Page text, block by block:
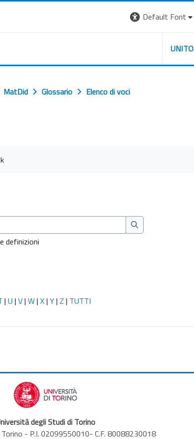
Default Font
UNITO
MatDid Glossario Elenco di voci
Cerca
definizioni
| U | V| W| X| Y| Z | TUTTI
degli Studi di Torino
- P.I. 02099550010- C.F. 80088230018